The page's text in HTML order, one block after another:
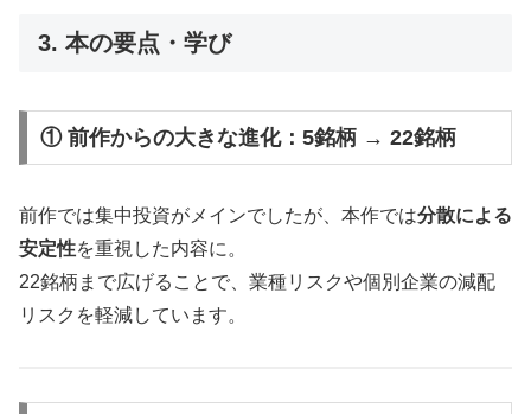
3. 本の要点・学び
① 前作からの大きな進化：5銘柄 → 22銘柄
前作では集中投資がメインでしたが、本作では分散による
安定性を重視した内容に。
22銘柄まで広げることで、業種リスクや個別企業の減配
リスクを軽減しています。